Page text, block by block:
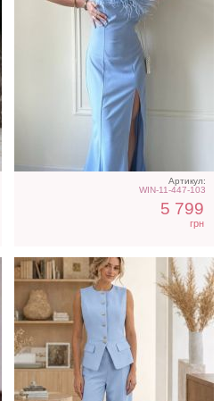
Артикул:
WIN-11-447-103
5 799
грн
Нарядный голубой костюм
двойка